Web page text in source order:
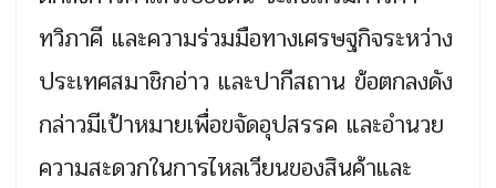
ทวิภาคี และความร่วมมือทางเศรษฐกิจระหว่าง
ประเทศสมาชิกอ่าว และปากีสถาน ข้อตกลงดัง
กล่าวมีเป้าหมายเพื่อขจัดอุปสรรค และอำนวย
ความสะดวกในการไหลเวียนของสินค้าและ